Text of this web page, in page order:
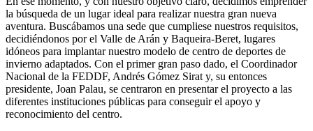
la búsqueda de un lugar ideal para realizar nuestra gran nueva
aventura. Buscábamos una sede que cumpliese nuestros requisitos,
decidiéndonos por el Valle de Arán y Baqueira-Beret, lugares
idóneos para implantar nuestro modelo de centro de deportes de
invierno adaptados. Con el primer gran paso dado, el Coordinador
Nacional de la FEDDF, Andrés Gómez Sirat y, su entonces
presidente, Joan Palau, se centraron en presentar el proyecto a las
diferentes instituciones públicas para conseguir el apoyo y
reconocimiento del centro.